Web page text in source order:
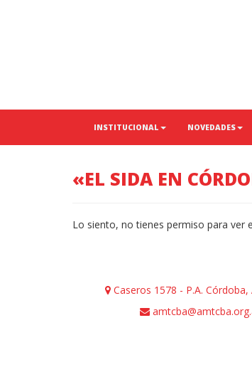
INSTITUCIONAL NOVEDADES
«EL SIDA EN
Lo siento, no tienes permiso para ver
Caseros 1578 - P.A. Córdoba,